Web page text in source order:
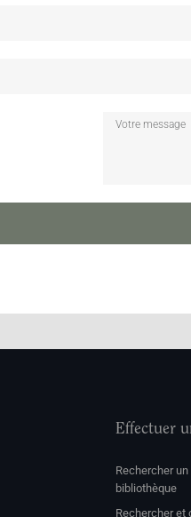
Effectuer
Rechercher
bibliothèque
Rechercher et